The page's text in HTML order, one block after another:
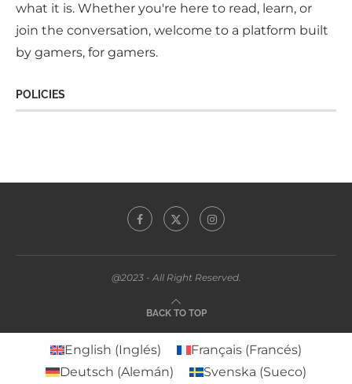
what it is. Whether you're here to read, learn, or
join the conversation, welcome to a platform built
by gamers, for gamers.
POLICIES
@2023 - All Right Reserved.
BACK TO TOP
English (Inglés) Français (Francés)
Deutsch (Alemán) Svenska (Sueco)